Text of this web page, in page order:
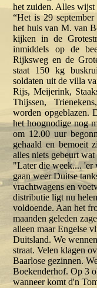
het zuiden. Alles
“Het is 29
het huis van M. van
kijken in de
inmiddels op de
Rijksweg en de
staat 150 kg
soldaten uit de villa
Rijs, Meijerink,
Thijssen,
worden opgeblazen.
het hoognodige nog
om 12.00 uur
gehaald en bemoeit
alles niets gebeurt
"Later die week.... 'er
gaan weer Duitse
vrachtwagens en
distributie ligt nu
voldoende. Aan het
maanden geleden
alleen maar Engelse
Duitsland. We
straat. Velen klagen
Baarlose gezinnen.
Boekenderhof. Op 3
wanneer komt d'n